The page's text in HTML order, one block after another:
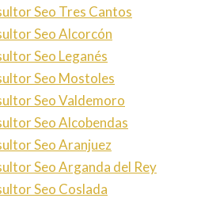
Seo Tres Cantos
Seo Alcorcón
Seo Leganés
Seo Mostoles
Seo Valdemoro
Seo Alcobendas
Seo Aranjuez
Seo Arganda del Rey
Seo Coslada